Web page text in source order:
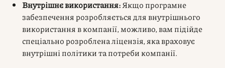
Внутрішнє використання:Якщо програмне
забезпечення розробляється для внутрішнього
використання в компанії, можливо, вам підійде
спеціально розроблена ліцензія, яка враховує
внутрішні політики та потреби компанії.